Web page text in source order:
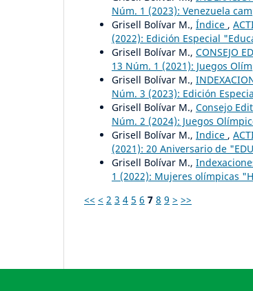
Núm. 1 (2023): Venezuela
Grisell Bolívar M., Índice ,
(2022): Edición Especial
Grisell Bolívar M., CONSEJO
13 Núm. 1 (2021): Juegos
Grisell Bolívar M.,
Núm. 3 (2023): Edición
Grisell Bolívar M., Consejo
Núm. 2 (2024): Juegos
Grisell Bolívar M., Indice ,
(2021): 20 Aniversario de
Grisell Bolívar M.,
1 (2022): Mujeres olímpicas
<< < 2 3 4 5 6 7 8 9 > >>